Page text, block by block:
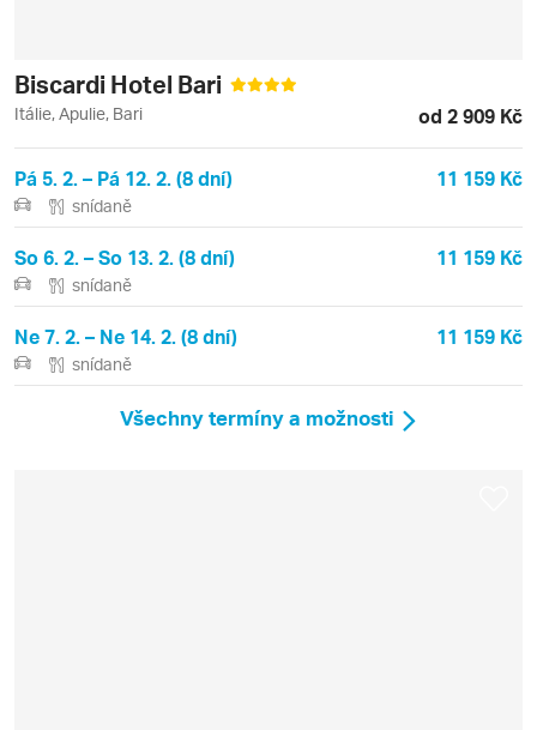
Biscardi Hotel Bari
Itálie, Apulie, Bari od 2 909 Kč
Pá 5. 2. – Pá 12. 2. (8 dní) 11 159 Kč
snídaně
So 6. 2. – So 13. 2. (8 dní) 11 159 Kč
snídaně
Ne 7. 2. – Ne 14. 2. (8 dní) 11 159 Kč
snídaně
Všechny termíny a možnosti